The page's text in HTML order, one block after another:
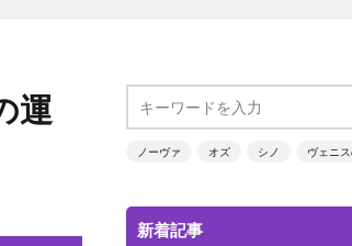
運
ノーヴァ オズ シノ ヴェニス
新着記事